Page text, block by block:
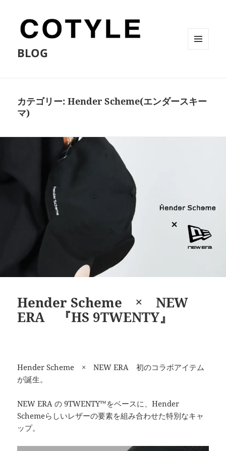
BLOG
カテゴリー:Hender Scheme(エンダースキー
マ)
Hender Scheme × NEW
ERA 『HS 9TWENTY』
Hender Scheme × NEW ERA 初のコラボアイテム
が誕生。
NEW ERA の 9TWENTY™をベースに、Hender
Schemeらしいレザーの要素を組み合わせた特別なキャ
ップ。